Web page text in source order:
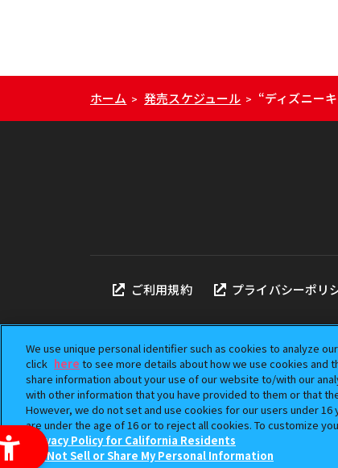
ホーム > 発売スケジュール > “ディズニー
ご利用規約 プライバシーポリ
本サイトに掲載され
「ガシャポン」は株
©BANDAI
We use unique personal identifier such as cookies to analyze
click here to see more details about how we use cookies and
share information about your use of our website to/with our
with other information that you have provided to them or that
However, we do not set and use cookies for our users under 16
are under the age of 16 or to reject all cookies. To customize
Privacy Policy for California Residents
Do Not Sell or Share My Personal Information